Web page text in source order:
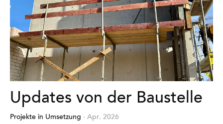
Updates von der Baustelle
Projekte in Umsetzung · Apr. 2026